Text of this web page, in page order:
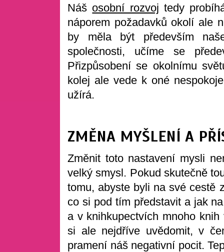
Náš osobní rozvoj tedy
náporem požadavků okolí ale
by měla být především
společnosti, učíme se
Přizpůsobení se okolnímu
kolej ale vede k oné
užírá.
ZMĚNA MYŠLENÍ A
Změnit toto nastavení mysli
velký smysl. Pokud skutečně
tomu, abyste byli na své cestě
co si pod tím představit a jak
a v knihkupectvích mnoho
si ale nejdříve uvědomit, v
pramení náš negativní pocit.